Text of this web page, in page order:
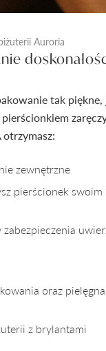
Auroria
tak
zewnętrzne
pierścionek
oraz
z brylantami